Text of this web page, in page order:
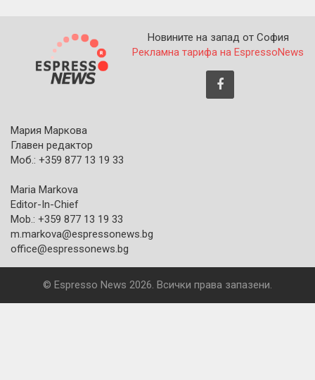
Новините на запад от София
Рекламна тарифа на EspressoNews
Мария Маркова
Главен редактор
Моб.: +359 877 13 19 33
Maria Markova
Editor-In-Chief
Mob.: +359 877 13 19 33
m.markova@espressonews.bg
office@espressonews.bg
© Espresso News 2026. Всички права запазени.